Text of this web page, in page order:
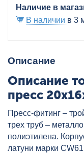
Наличие в
В наличии в 3
Описание
Описание
пресс
Пресс-фитинг –
трех труб –
полиэтилена.
латуни марки